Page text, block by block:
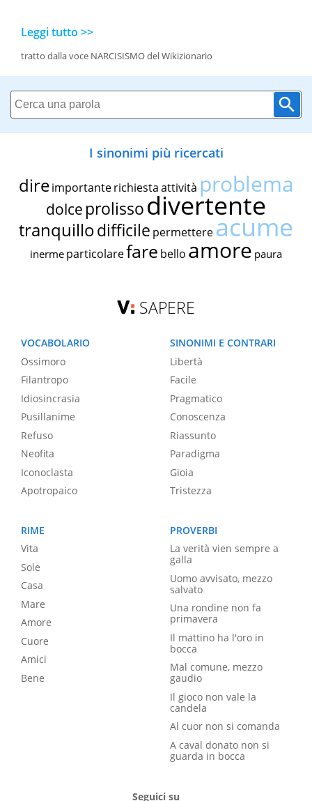
Leggi tutto >>
tratto dalla voce NARCISISMO del Wikizionario
I sinonimi più ricercati
dire importante richiestaattività problema
dolce prolissodivertente
tranquillodifficile permettereacume
inerme particolarefare bello amore paura
SAPERE
VOCABOLARIO
Ossimoro
Filantropo
Idiosincrasia
Pusillanime
Refuso
Neofita
Iconoclasta
Apotropaico
SINONIMI E CONTRARI
Libertà
Facile
Pragmatico
Conoscenza
Riassunto
Paradigma
Gioia
Tristezza
RIME
Vita
Sole
Casa
Mare
Amore
Cuore
Amici
Bene
PROVERBI
La verità vien sempre a
galla
Uomo avvisato, mezzo
salvato
Una rondine non fa
primavera
Il mattino ha l'oro in
bocca
Mal comune, mezzo
gaudio
Il gioco non vale la
candela
Al cuor non si comanda
A caval donato non si
guarda in bocca
Seguici su